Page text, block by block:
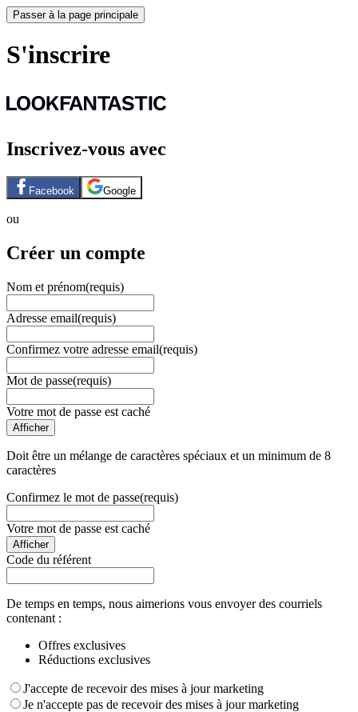
Passer à la page principale
S'inscrire
Inscrivez-vous avec
Facebook Google
ou
Créer un compte
Nom et prénom(requis)
Adresse email(requis)
Confirmez votre adresse email(requis)
Mot de passe(requis)
Votre mot de passe est caché
Afficher
Doit être un mélange de caractères spéciaux et un minimum de 8
caractères
Confirmez le mot de passe(requis)
Votre mot de passe est caché
Afficher
Code du référent
De temps en temps, nous aimerions vous envoyer des courriels
contenant :
Offres exclusives
Réductions exclusives
J'accepte de recevoir des mises à jour marketing
Je n'accepte pas de recevoir des mises à jour marketing